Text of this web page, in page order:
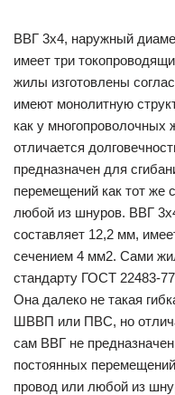
ВВГ 3х4, наружный
имеет три
жилы изготовлены
имеют монолитную
как у
отличается
предназначен для
перемещений как тот же
любой из шнуров. ВВГ
составляет 12,2 мм,
сечением 4 мм2. Сами
стандарту ГОСТ 22483-
Она далеко не такая
ШВВП или ПВС, но
сам ВВГ не
постоянных
провод или любой из